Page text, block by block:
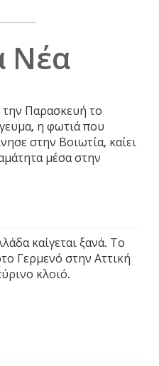
Νέα
Παρασκευή το
η φωτιά που
στην Βοιωτία, καίει
μέσα στην
καίγεται ξανά. Το
Γερμενό στην Αττική
κλοιό.